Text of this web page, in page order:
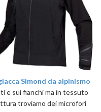
Simond da alpinismo
e sui fianchi ma in tessuto
troviamo dei microfori